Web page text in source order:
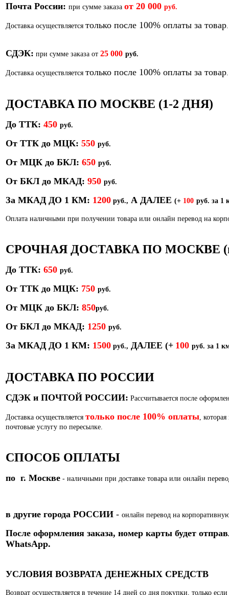
Почта России: при сумме заказа от 20 000 руб.
Доставка осуществляется только после 100% оплаты за товар
СДЭК: при сумме заказа от 25 000 руб.
Доставка осуществляется только после 100% оплаты за товар
ДОСТАВКА ПО МОСКВЕ (1-2 ДНЯ)
До ТТК: 450 руб.
От ТТК до МЦК: 550 руб.
От МЦК до БКЛ: 650 руб.
От БКЛ до МКАД: 950 руб.
За МКАД ДО 1 КМ: 1200 руб., А ДАЛЕЕ (+ 100 руб. за 1
Оплата наличными при получении товара или онлайн перевод на
СРОЧНАЯ ДОСТАВКА ПО МОСКВЕ (в
До ТТК: 650 руб.
От ТТК до МЦК: 750 руб.
От МЦК до БКЛ: 850руб.
От БКЛ до МКАД: 1250 руб.
За МКАД ДО 1 КМ: 1500 руб., ДАЛЕЕ (+ 100 руб. за 1
ДОСТАВКА ПО РОССИИ
СДЭК и ПОЧТОЙ РОССИИ: Рассчитывается после
Доставка осуществляется только после 100% оплаты ,
почтовые услугу по пересылке.
СПОСОБ ОПЛАТЫ
по г. Москве - наличными при доставке товара или онлайн
в другие города РОССИИ - онлайн перевод на
После оформления заказа, номер карты будет
WhatsApp.
УСЛОВИЯ ВОЗВРАТА ДЕНЕЖНЫХ СРЕДСТВ
Возврат осуществляется в течение 14 дней со дня покупки, только